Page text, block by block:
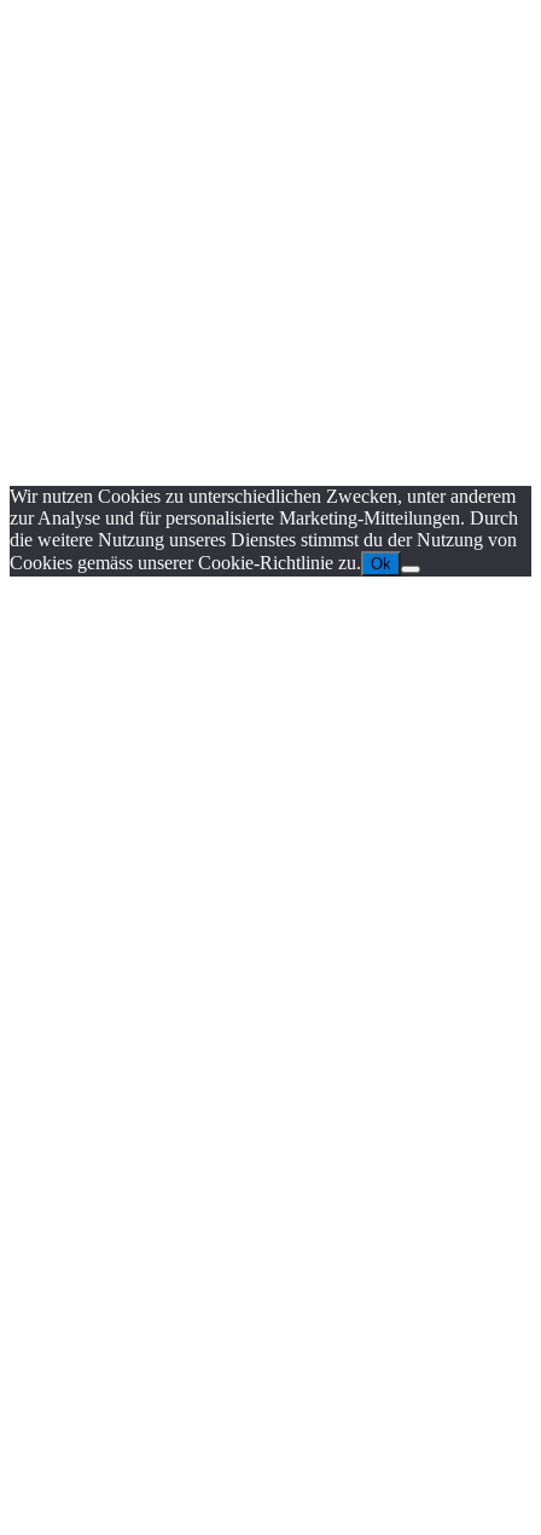
Wir nutzen Cookies zu unterschiedlichen Zwecken, unter anderem
zur Analyse und für personalisierte Marketing-Mitteilungen. Durch
die weitere Nutzung unseres Dienstes stimmst du der Nutzung von
Cookies gemäss unserer Cookie-Richtlinie zu. Ok